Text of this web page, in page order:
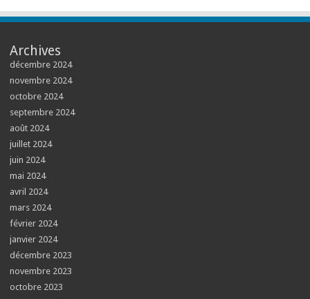
Archives
décembre 2024
novembre 2024
octobre 2024
septembre 2024
août 2024
juillet 2024
juin 2024
mai 2024
avril 2024
mars 2024
février 2024
janvier 2024
décembre 2023
novembre 2023
octobre 2023